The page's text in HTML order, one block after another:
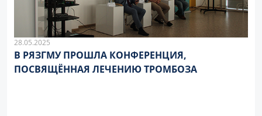
28.05.2025
В РЯЗГМУ ПРОШЛА КОНФЕРЕНЦИЯ,
ПОСВЯЩЁННАЯ ЛЕЧЕНИЮ ТРОМБОЗА